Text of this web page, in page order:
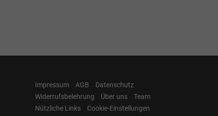
Impressum AGB
Datenschutz
Widerrufsbelehrung
Über uns
Team
Nützliche Links
Cookie-Einstellungen